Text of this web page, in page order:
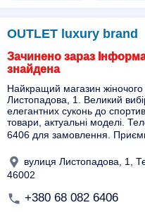
OUTLET luxury brand
Зачинено зараз
знайдена
Найкращий магазин жіночого
Листопадова, 1. Великий
елегантних суконь до
товари, актуальні моделі.
6406 для замовлення.
вулиця Листопадова, 1,
46002
+380 68 082 6406